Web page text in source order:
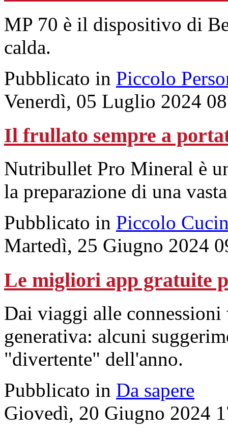
MP 70 è il dispositivo di
calda.
Pubblicato in Piccolo
Venerdì, 05 Luglio 2024
Il frullato sempre a
Nutribullet Pro Mineral è
la preparazione di una
Pubblicato in Piccolo
Martedì, 25 Giugno 2024
Le migliori app gratuite
Dai viaggi alle
generativa: alcuni
"divertente" dell'anno.
Pubblicato in Da sapere
Giovedì, 20 Giugno 2024